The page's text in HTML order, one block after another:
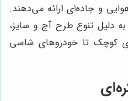
و جاده‌ای ارائه می‌دهند.
به دلیل تنوع طرح آج و سایز،
کوچک تا خودروهای شاسی